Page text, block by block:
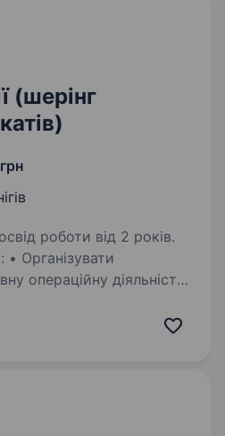
(шерінг
роботи від 2 років.
Організувати
операційну діяльність
• Забезпечувати